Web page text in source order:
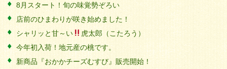
8月スタート！旬の味覚勢ぞろい
店前のひまわりが咲き始めました！
シャリッと甘～い
虎太郎（こたろう）
今年初入荷！地元産の桃です。
新商品『おかかチーズむすび』販売開始！